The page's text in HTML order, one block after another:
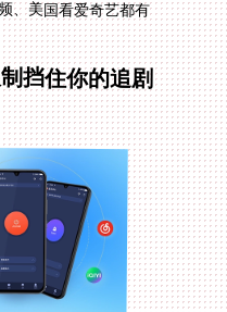
挡住你的追剧